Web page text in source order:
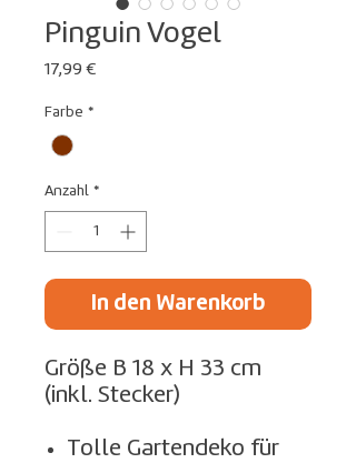
Pinguin Vogel
17,99 €
Farbe *
Anzahl *
In den Warenkorb
Größe B 18 x H 33 cm
(inkl. Stecker)
Tolle Gartendeko für